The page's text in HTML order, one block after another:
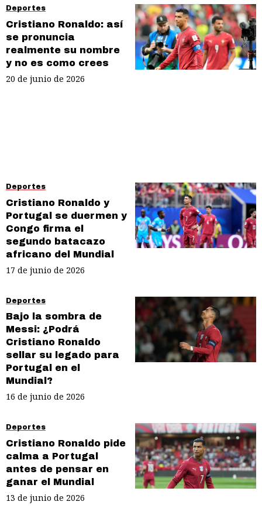
Deportes
Cristiano Ronaldo: así
se pronuncia
realmente su nombre
y no es como crees
20 de junio de 2026
Deportes
Cristiano Ronaldo y
Portugal se duermen y
Congo firma el
segundo batacazo
africano del Mundial
17 de junio de 2026
Deportes
Bajo la sombra de
Messi: ¿Podrá
Cristiano Ronaldo
sellar su legado para
Portugal en el
Mundial?
16 de junio de 2026
Deportes
Cristiano Ronaldo pide
calma a Portugal
antes de pensar en
ganar el Mundial
13 de junio de 2026